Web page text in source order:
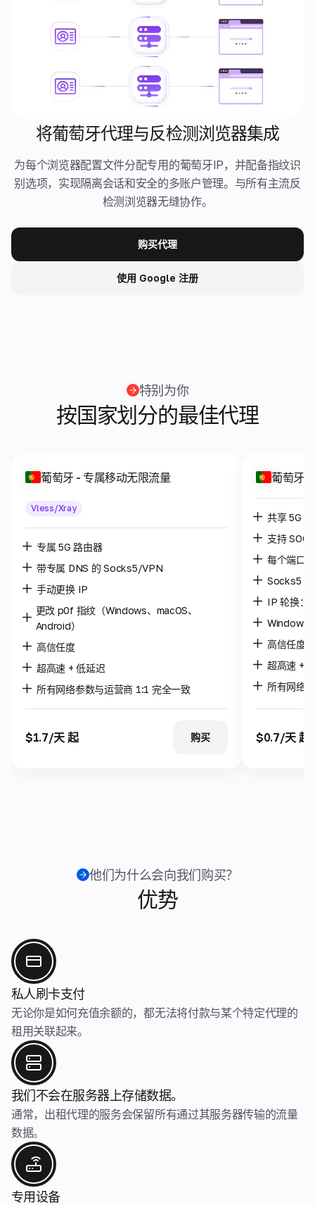
将葡萄牙代理与反检测浏览器集成
为每个浏览器配置文件分配专用的葡萄牙IP，并配备指纹识
别选项，实现隔离会话和安全的多账户管理。与所有主流反
检测浏览器无缝协作。
购买代理
使用 Google 注册
特别为你
按国家划分的最佳代理
葡萄牙 - 专属移动无限流量
Vless/Xray
专属 5G 路由器
带专属 DNS 的 Socks5/VPN
手动更换 IP
更改 p0f 指纹（Windows、macOS、
Android）
高信任度
超高速 + 低延迟
所有网络参数与运营商 1:1 完全一致
$1.7/天 起 购买
葡萄牙
共享 5G
支持
每个端口
Socks5 /
IP 轮换：
Windows
高信任度
超高速 +
所有网络
$0.7/天 起
他们为什么会向我们购买？
优势
私人刷卡支付
无论你是如何充值余额的，都无法将付款与某个特定代理的
租用关联起来。
我们不会在服务器上存储数据。
通常，出租代理的服务会保留所有通过其服务器传输的流量
数据。
专用设备